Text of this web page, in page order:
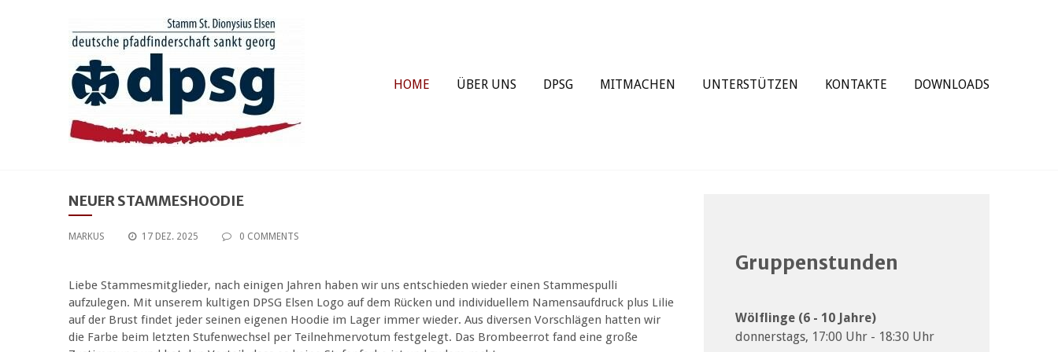
HOME ÜBER UNS DPSG MITMACHEN UNTERSTÜTZEN KONTAKTE DOWNLOADS
NEUER STAMMESHOODIE
MARKUS 17 DEZ. 2025 0 COMMENTS
Liebe Stammesmitglieder, nach einigen Jahren haben wir uns entschieden wieder einen Stammespulli
aufzulegen. Mit unserem kultigen DPSG Elsen Logo auf dem Rücken und individuellem Namensaufdruck plus Lilie
auf der Brust findet jeder seinen eigenen Hoodie im Lager immer wieder. Aus diversen Vorschlägen hatten wir
die Farbe beim letzten Stufenwechsel per Teilnehmervotum festgelegt. Das Brombeerrot fand eine große
Gruppenstunden
Wölflinge (6 - 10 Jahre)
donnerstags, 17:00 Uhr - 18:30 Uhr